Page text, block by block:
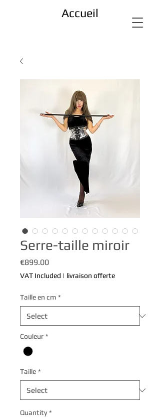
Accueil
Serre-taille miroir
€899.00Price
VAT Included | livraison offerte
Taille en cm *
Couleur *
Taille *
Quantity *